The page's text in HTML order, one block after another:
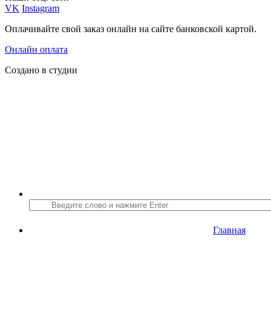
VK Instagram
Оплачивайте свой заказ онлайн на сайте банковской картой.
Онлайн оплата
Создано в студии
Главная